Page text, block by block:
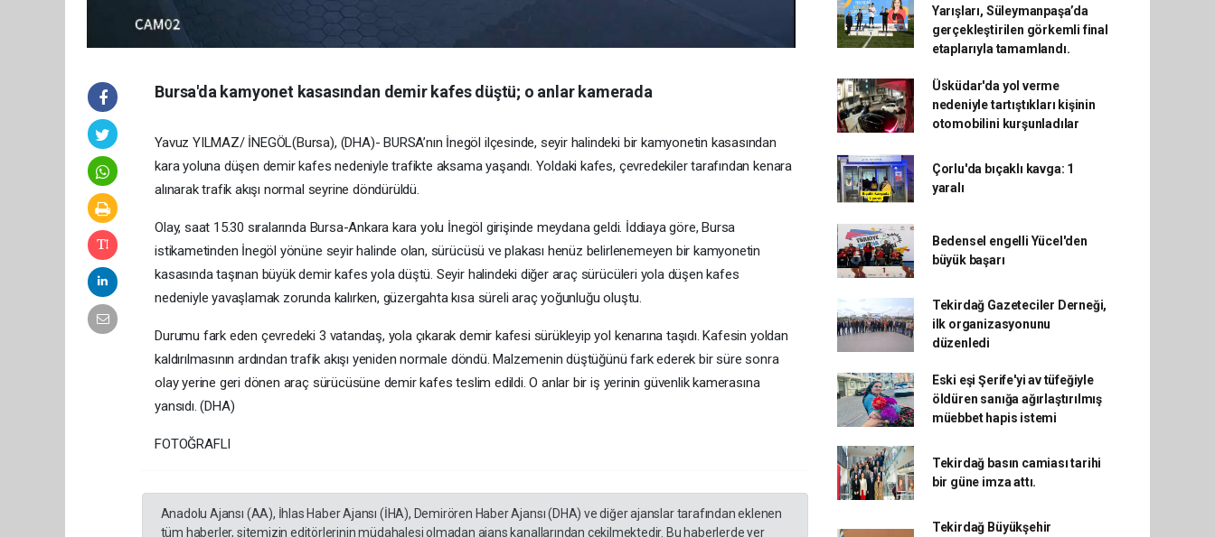
Bursa'da kamyonet kasasından demir kafes düştü; o anlar kamerada
Yavuz YILMAZ/ İNEGÖL(Bursa), (DHA)- BURSA’nın İnegöl ilçesinde, seyir halindeki bir kamyonetin kasasından
kara yoluna düşen demir kafes nedeniyle trafikte aksama yaşandı. Yoldaki kafes, çevredekiler tarafından kenara
alınarak trafik akışı normal seyrine döndürüldü.
Olay, saat 15.30 sıralarında Bursa-Ankara kara yolu İnegöl girişinde meydana geldi. İddiaya göre, Bursa
istikametinden İnegöl yönüne seyir halinde olan, sürücüsü ve plakası henüz belirlenemeyen bir kamyonetin
kasasında taşınan büyük demir kafes yola düştü. Seyir halindeki diğer araç sürücüleri yola düşen kafes
nedeniyle yavaşlamak zorunda kalırken, güzergahta kısa süreli araç yoğunluğu oluştu.
Durumu fark eden çevredeki 3 vatandaş, yola çıkarak demir kafesi sürükleyip yol kenarına taşıdı. Kafesin yoldan
kaldırılmasının ardından trafik akışı yeniden normale döndü. Malzemenin düştüğünü fark ederek bir süre sonra
olay yerine geri dönen araç sürücüsüne demir kafes teslim edildi. O anlar bir iş yerinin güvenlik kamerasına
yansıdı. (DHA)
FOTOĞRAFLI
Anadolu Ajansı (AA), İhlas Haber Ajansı (İHA), Demirören Haber Ajansı (DHA) ve diğer ajanslar tarafından eklenen
tüm haberler, sitemizin editörlerinin müdahalesi olmadan ajans kanallarından çekilmektedir. Bu haberlerde yer
Yarışları, Süleymanpaşa’da
gerçekleştirilen görkemli final
etaplarıyla tamamlandı.
Üsküdar'da yol verme
nedeniyle tartıştıkları kişinin
otomobilini kurşunladılar
Çorlu'da bıçaklı kavga: 1
yaralı
Bedensel engelli Yücel'den
büyük başarı
Tekirdağ Gazeteciler Derneği,
ilk organizasyonunu
düzenledi
Eski eşi Şerife'yi av tüfeğiyle
öldüren sanığa ağırlaştırılmış
müebbet hapis istemi
Tekirdağ basın camiası tarihi
bir güne imza attı.
Tekirdağ Büyükşehir